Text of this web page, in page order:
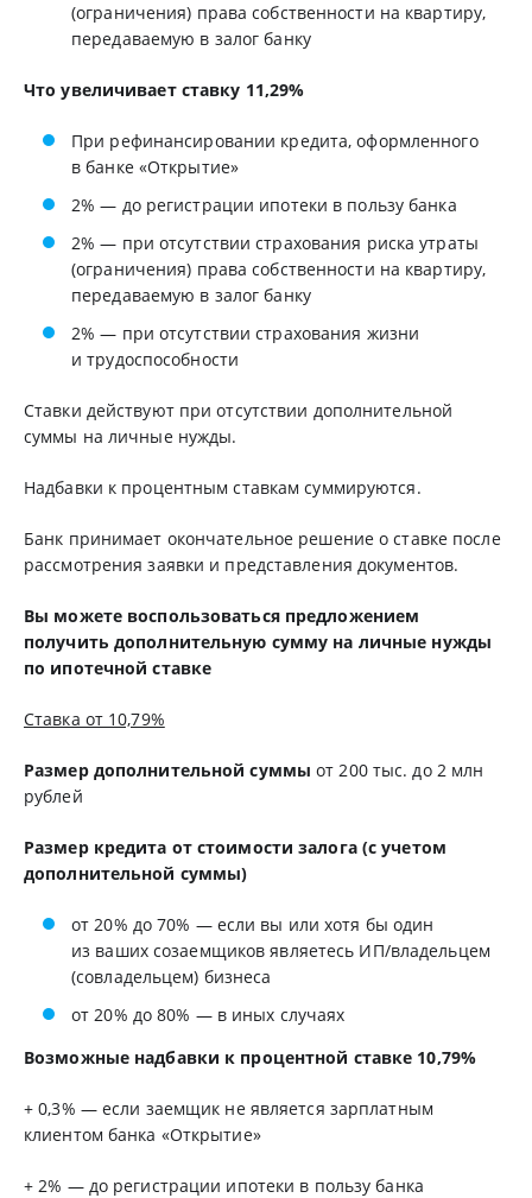
(ограничения) права собственности на квартиру,
передаваемую в залог банку
Что увеличивает ставку 11,29%
При рефинансировании кредита, оформленного
в банке «Открытие»
2% — до регистрации ипотеки в пользу банка
2% — при отсутствии страхования риска утраты
(ограничения) права собственности на квартиру,
передаваемую в залог банку
2% — при отсутствии страхования жизни
и трудоспособности
Ставки действуют при отсутствии дополнительной
суммы на личные нужды.
Надбавки к процентным ставкам суммируются.
Банк принимает окончательное решение о ставке после
рассмотрения заявки и представления документов.
Вы можете воспользоваться предложением
получить дополнительную сумму на личные нужды
по ипотечной ставке
Ставка от 10,79%
Размер дополнительной суммыот 200 тыс. до 2 млн
рублей
Размер кредита от стоимости залога (с учетом
дополнительной суммы)
от 20% до 70% — если вы или хотя бы один
из ваших созаемщиков являетесь ИП/владельцем
(совладельцем) бизнеса
от 20% до 80% — в иных случаях
Возможные надбавки к процентной ставке 10,79%
+ 0,3% — если заемщик не является зарплатным
клиентом банка «Открытие»
+ 2% — до регистрации ипотеки в пользу банка